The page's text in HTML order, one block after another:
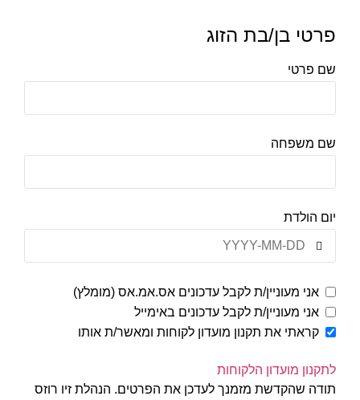
פרטי בן/בת הזוג
שם פרטי
שם משפחה
יום הולדת
אני מעוניין/ת לקבל עדכונים אס.אמ.אס (מומלץ)
אני מעוניין/ת לקבל עדכונים באימייל
קראתי את תקנון מועדון לקוחות ומאשר/ת אותו
לתקנון מועדון הלקוחות
תודה שהקדשת מזמנך לעדכן את הפרטים. הנהלת זיו רוזס